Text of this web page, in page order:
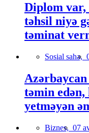
Diplom var,
təhsil niyə
təminat
Sosial sahə,
təmin
yetməyən
Biznes, 07